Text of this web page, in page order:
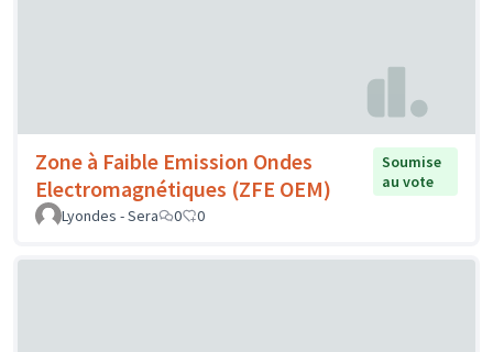
Zone à Faible Emission Ondes
Electromagnétiques (ZFE OEM)
Soumise
au vote
Lyondes - Sera
0 0